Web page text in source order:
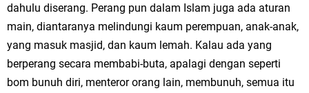
dahulu diserang. Perang pun dalam Islam juga ada aturan
main, diantaranya melindungi kaum perempuan, anak-anak,
yang masuk masjid, dan kaum lemah. Kalau ada yang
berperang secara membabi-buta, apalagi dengan seperti
bom bunuh diri, menteror orang lain, membunuh, semua itu